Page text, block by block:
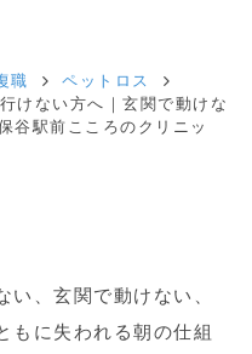
職
ペットロス
けない方へ｜玄関で動けな
谷駅前こころのクリニッ
、玄関で動けない、
もに失われる朝の仕組